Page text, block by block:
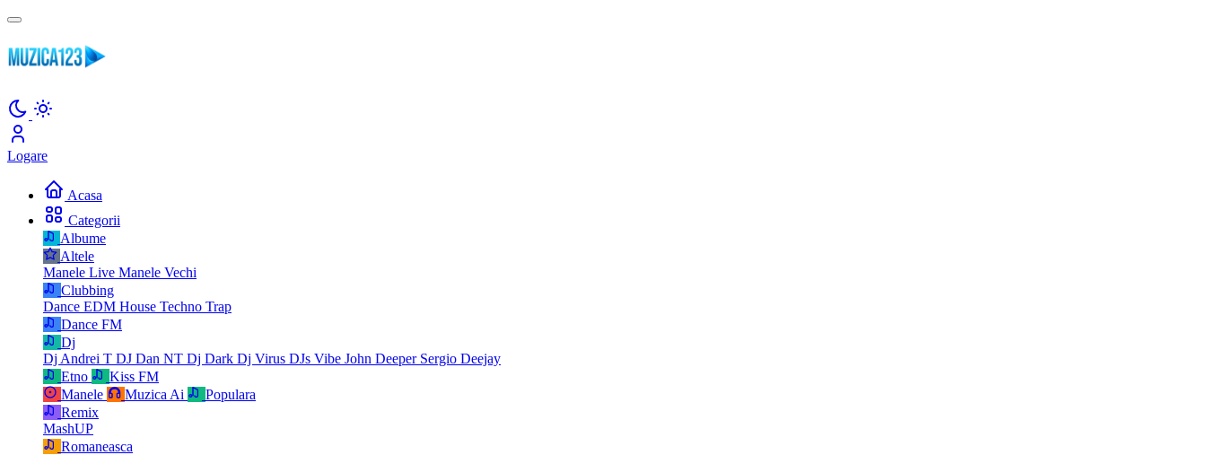
Logare
Acasa
Categorii
Albume
Altele
Manele Live Manele Vechi
Clubbing
Dance EDM House Techno Trap
Dance FM
Dj
Dj Andrei T DJ Dan NT Dj Dark Dj Virus DJs Vibe John Deeper Sergio Deejay
Etno
Kiss FM
Manele
Muzica Ai
Populara
Remix
MashUP
Romaneasca